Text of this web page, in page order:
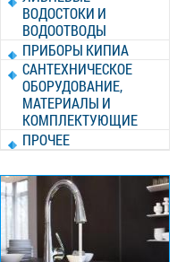
ВОДОСТОКИ И
ВОДООТВОДЫ
ПРИБОРЫ КИПИА
САНТЕХНИЧЕСКОЕ
ОБОРУДОВАНИЕ,
МАТЕРИАЛЫ И
КОМПЛЕКТУЮЩИЕ
ПРОЧЕЕ